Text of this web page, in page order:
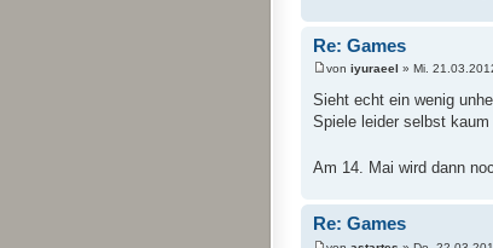
Re: Games
von iyuraeel » Mi.
Sieht echt ein wenig
Spiele leider selbst
Am 14. Mai wird dann
Re: Games